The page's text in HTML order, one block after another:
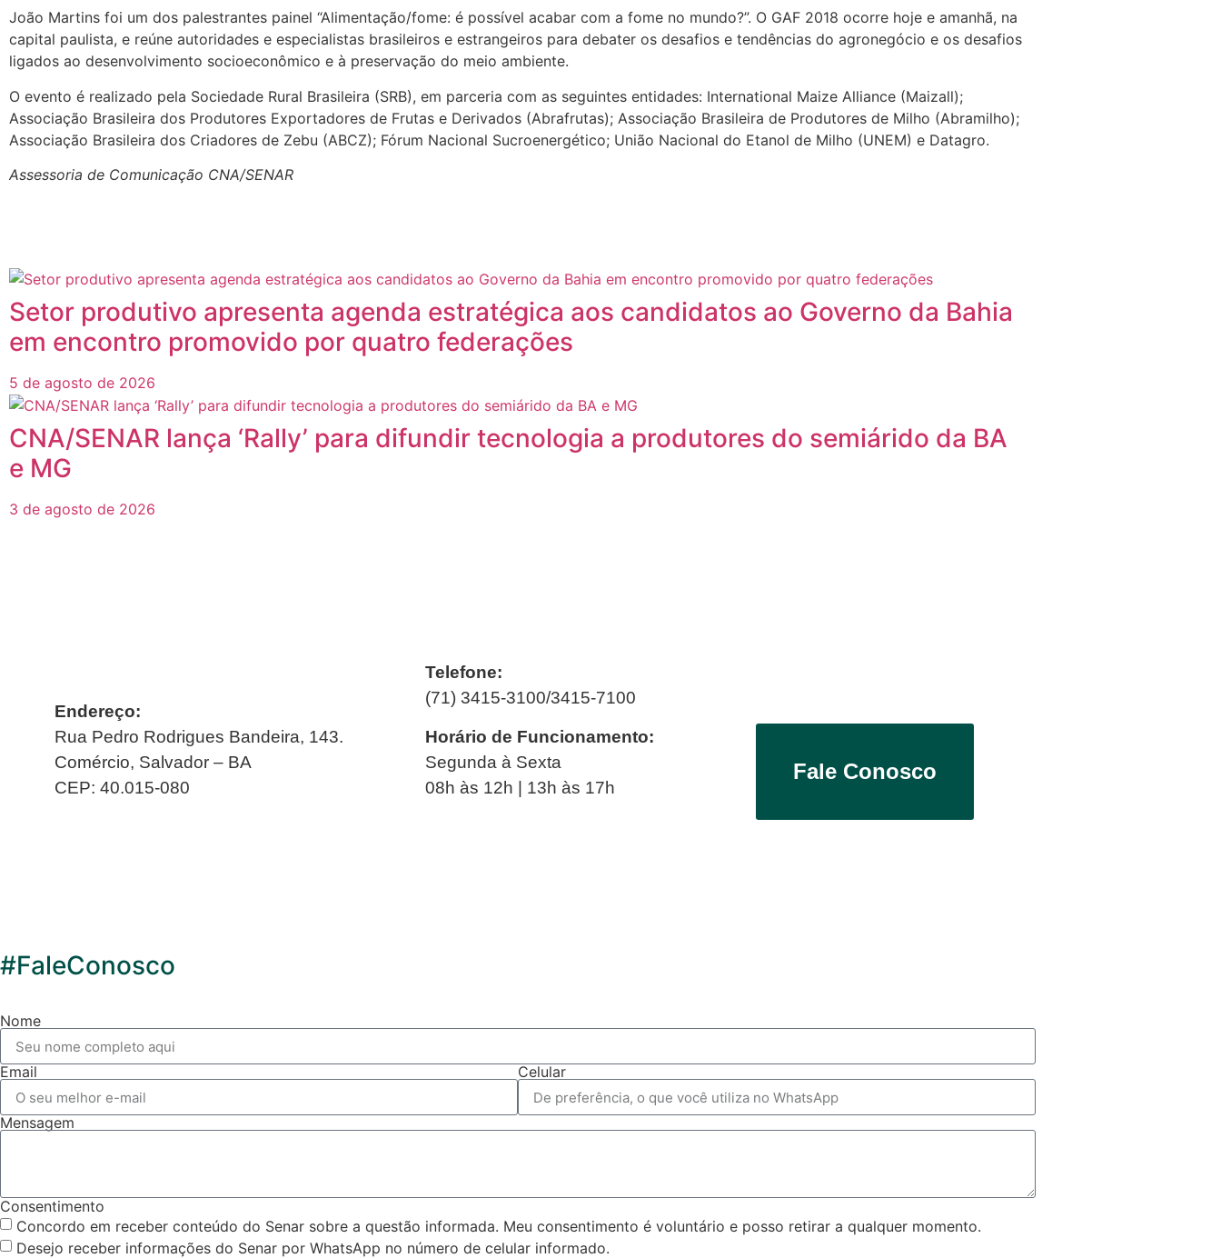
João Martins foi um dos palestrantes painel “Alimentação/fome: é possível acabar com a fome no mundo?”. O GAF 2018 ocorre hoje e amanhã, na
capital paulista, e reúne autoridades e especialistas brasileiros e estrangeiros para debater os desafios e tendências do agronegócio e os desafios
ligados ao desenvolvimento socioeconômico e à preservação do meio ambiente.
O evento é realizado pela Sociedade Rural Brasileira (SRB), em parceria com as seguintes entidades: International Maize Alliance (Maizall);
Associação Brasileira dos Produtores Exportadores de Frutas e Derivados (Abrafrutas); Associação Brasileira de Produtores de Milho (Abramilho);
Associação Brasileira dos Criadores de Zebu (ABCZ); Fórum Nacional Sucroenergético; União Nacional do Etanol de Milho (UNEM) e Datagro.
Assessoria de Comunicação CNA/SENAR
Setor produtivo apresenta agenda estratégica aos candidatos ao Governo da Bahia
em encontro promovido por quatro federações
5 de agosto de 2026
CNA/SENAR lança ‘Rally’ para difundir tecnologia a produtores do semiárido da BA
e MG
3 de agosto de 2026
Endereço:
Rua Pedro Rodrigues Bandeira, 143.
Comércio, Salvador – BA
CEP: 40.015-080
Telefone:
(71) 3415-3100/3415-7100
Horário de Funcionamento:
Segunda à Sexta
08h às 12h | 13h às 17h
Fale Conosco
#FaleConosco
Nome
Email Celular
Mensagem
Consentimento
Concordo em receber conteúdo do Senar sobre a questão informada. Meu consentimento é voluntário e posso retirar a qualquer momento.
Desejo receber informações do Senar por WhatsApp no número de celular informado.